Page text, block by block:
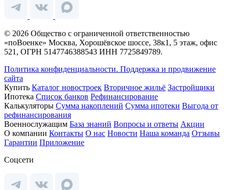
© 2026 Общество с ограниченной ответственностью
«поВоенке» Москва, Хорошёвское шоссе, 38к1, 5 этаж, офис
521, ОГРН 5147746388543 ИНН 7725849789.
Политика конфиденциальности. Поддержка и продвижение
сайта
Купить Каталог новостроек Вторичное жильё Застройщики
Ипотека Список банков Рефинансирование
Калькуляторы Сумма накоплений Сумма ипотеки Выгода от
рефинансирования
Военнослужащим База знаний Вопросы и ответы Акции
О компании Контакты О нас Новости Наша команда Отзывы
Гарантии Приложение
Соцсети